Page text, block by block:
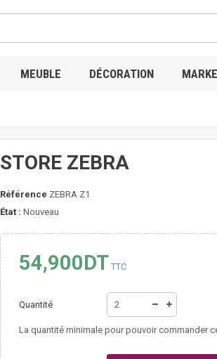
MEUBLE DÉCORATION
STORE ZEBRA
Référence ZEBRA Z1
État : Nouveau
54,900DT TTC
Quantité
La quantité minimale pour pouvoir commander